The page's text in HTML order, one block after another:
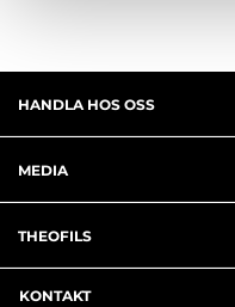
HANDLA HOS OSS
MEDIA
THEOFILS
KONTAKT